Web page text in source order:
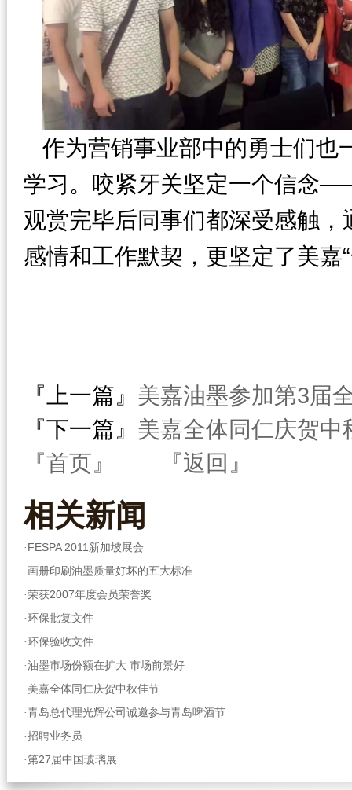
作为营销事业部中的勇士们也
学习。咬紧牙关坚定一个信念——
观赏完毕后同事们都深受感触
感情和工作默契，更坚定了美嘉
『上一篇』 美嘉油墨参加第3届
『下一篇』 美嘉全体同仁庆贺中
『首页』
『返回』
相关新闻
· FESPA 2011新加坡展会
·画册印刷油墨质量好坏的五大标准
·荣获2007年度会员荣誉奖
·环保批复文件
·环保验收文件
·油墨市场份额在扩大 市场前景好
· 美嘉全体同仁庆贺中秋佳节
·青岛总代理光辉公司诚邀参与青岛啤酒节
·招聘业务员
·第27届中国玻璃展